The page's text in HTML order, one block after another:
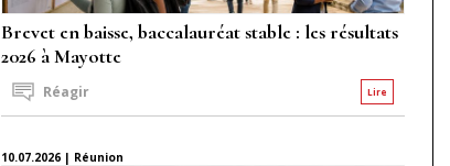
Brevet en baisse, baccalauréat stable : les résultats
2026 à Mayotte
Lire
Réagir
10.07.2026 | Réunion